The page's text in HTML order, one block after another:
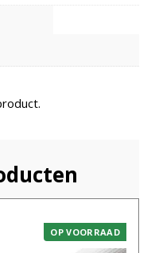
OP VOORRAAD